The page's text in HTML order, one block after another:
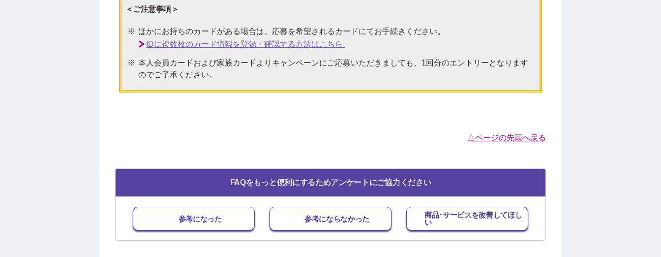
＜ご注意事項＞
ほかにお持ちのカードがある場合は、応募を希望されるカードにてお手続きください。
IDに複数枚のカード情報を登録・確認する方法はこちら
本人会員カードおよび家族カードよりキャンペーンにご応募いただきましても、1回分のエントリーとなります
のでご了承ください。
△ページの先頭へ戻る
FAQをもっと便利にするためアンケートにご協力ください
参考になった 参考にならなかった
商品･サービスを改善してほし
い